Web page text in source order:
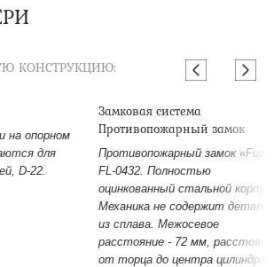
КОНСТРУКЦИЮ:
на опорном
для
D-22.
Замковая система
Противопожарный замок
Противопожарный замок
FL-0432. Полностью
оцинкованный стальной корпус.
Механика не содержит деталей
из сплава. Межосевое
расстояние - 72 мм,
от торца до центра цилиндра -